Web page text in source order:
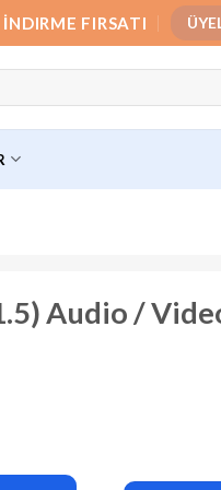
FIRSATI
Audio /